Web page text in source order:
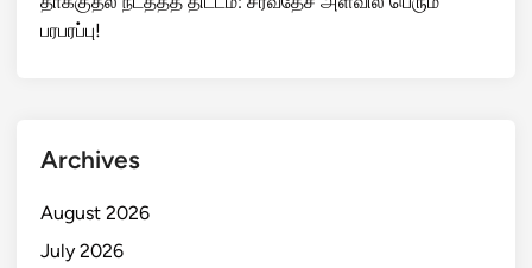
பரபரப்பு!
Archives
August 2026
July 2026